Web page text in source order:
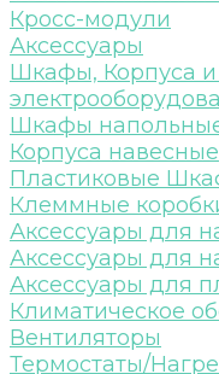
Кросс-модули
Аксессуары
Шкафы, Корпуса
Шкафы
Корпуса навесные
Пластиковые
Клеммные
Аксессуары для
Аксессуары для
Аксессуары для
Климатическое
Вентиляторы
Термостаты/